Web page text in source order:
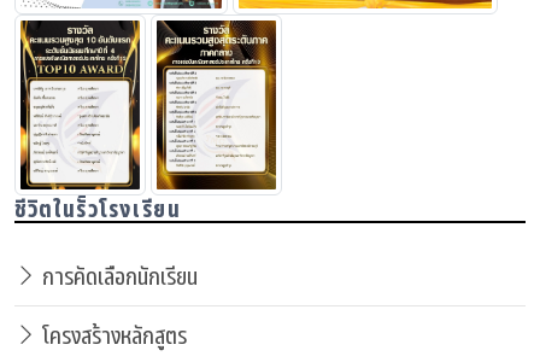
ชีวิตในรั้วโรงเรียน
การคัดเลือกนักเรียน
โครงสร้างหลักสูตร